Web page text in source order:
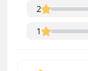
2
1